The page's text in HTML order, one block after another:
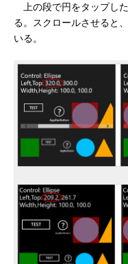
上の段で円をタップし
る。スクロールさせると
いる。